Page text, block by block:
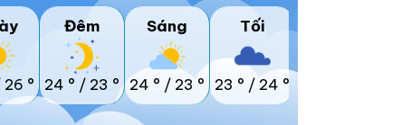
26 °
Đêm
24 ° / 23 °
Sáng
24 ° / 23 °
Tối
23 ° / 24 °